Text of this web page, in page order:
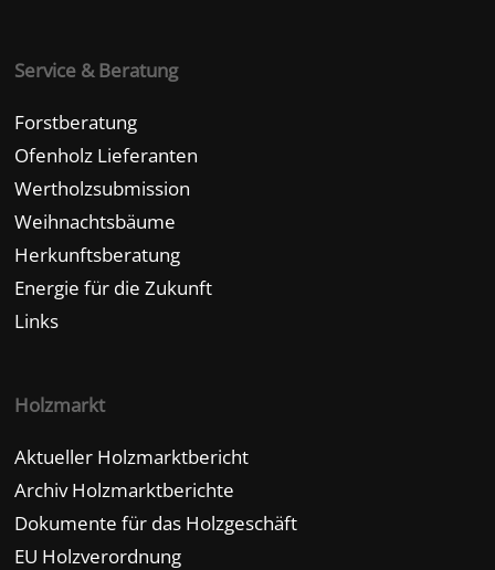
Service & Beratung
Forstberatung
Ofenholz Lieferanten
Wertholzsubmission
Weihnachtsbäume
Herkunftsberatung
Energie für die Zukunft
Links
Holzmarkt
Aktueller Holzmarktbericht
Archiv Holzmarktberichte
Dokumente für das Holzgeschäft
EU Holzverordnung